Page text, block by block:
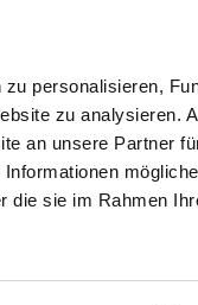
personalisieren,
zu analysieren.
an unsere Partner
die sie im Rahmen